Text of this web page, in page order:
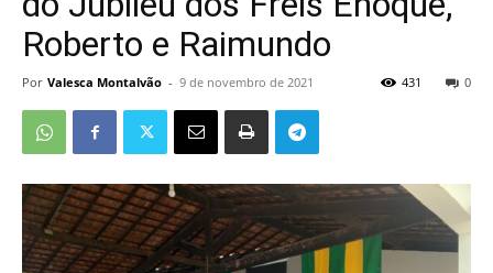
Roberto e Raimundo
Por Valesca Montalvão - 9 de novembro de 2021 0
431